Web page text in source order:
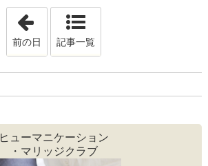
「2025年5月 2日」
前の日 記事一覧
ヒューマニケーション
・マリッジクラブ